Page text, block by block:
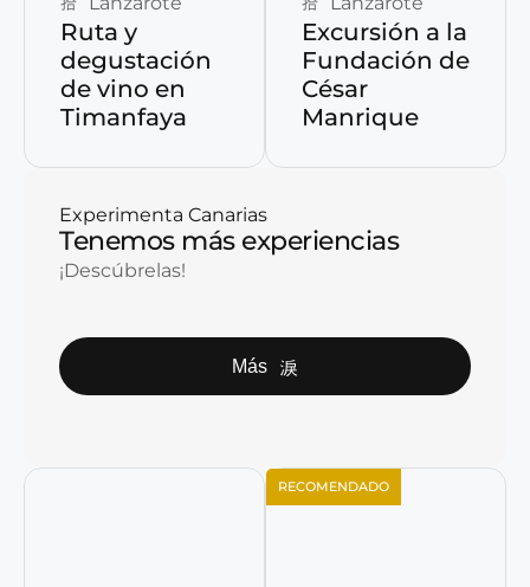
Ruta y
degustación
de vino en
Timanfaya
Excursión a la
Fundación de
César
Manrique
Experimenta Canarias
Tenemos más experiencias
¡Descúbrelas!
Más
RECOMENDADO